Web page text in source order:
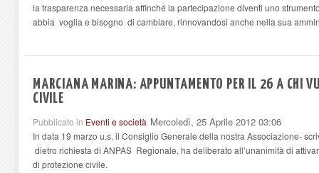
la trasparenza necessaria affinché la partecipazione diventi uno
abbia voglia e bisogno di cambiare, rinnovandosi anche nella sua
MARCIANA MARINA: APPUNTAMENTO PER IL 26 A CHI
CIVILE
Pubblicato in Eventi e società Mercoledì, 25 Aprile 2012 03:06
In data 19 marzo u.s. il Consiglio Generale della nostra Associazione-
dietro richiesta di ANPAS Regionale, ha deliberato all’unanimità di
di protezione civile.